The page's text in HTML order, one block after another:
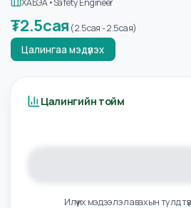
Аюулгүй ажиллагааны инженер
ХАБЭА•Safety Engineer
₮ 2.5сая(2.5сая 2.5сая